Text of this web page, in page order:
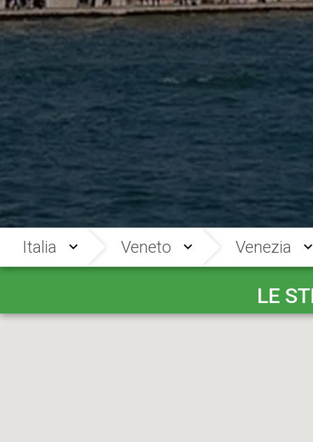
Italia Veneto Venezia
LE